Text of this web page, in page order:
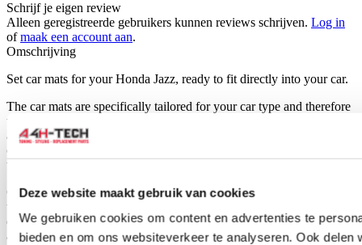
Deze website maakt gebruik van cookies
We gebruiken cookies om content en advertenties te
bieden en om ons websiteverkeer te analyseren. Ook
Schrijf je eigen review
Alleen geregistreerde gebruikers kunnen reviews schrijven. Log in
ofmaak een account aan.
Omschrijving
Set car mats for your Honda Jazz, ready to fit directly into your car.
The car mats are specifically tailored for your car type and therefore
will fit perfectly. H-Gear car mats are made of durable black fabric
and also have the standard mounting holes for easy fitting into your
car, just like the original mats.They have a anti-slip surface so mat
will not slip away.
Car mats are an important barrier between the carpet of the car and
the dirt and moisture that comes off your shoes. They are specially
designed to protect against dirt, abrasion and salt. If your car mats
are worn out or you don't use them at all dirt and moisture can leave